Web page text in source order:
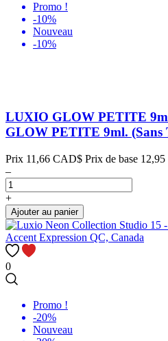
Promo !
-10%
Nouveau
-10%
LUXIO GLOW PETITE
GLOW PETITE 9ml. (Sans
Prix 11,66 CAD$ Prix de base
–
+
Ajouter au panier
0
Promo !
-20%
Nouveau